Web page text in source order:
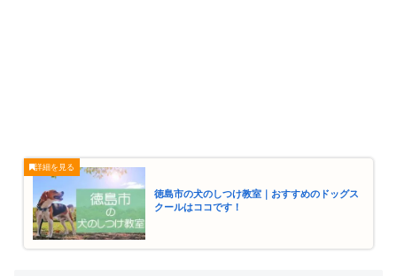
徳島市の犬のしつけ教室｜おすすめのドッグス
クールはココです！